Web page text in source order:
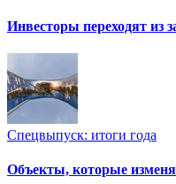
Инвесторы переходят из
Спецвыпуск: итоги года
Объекты, которые